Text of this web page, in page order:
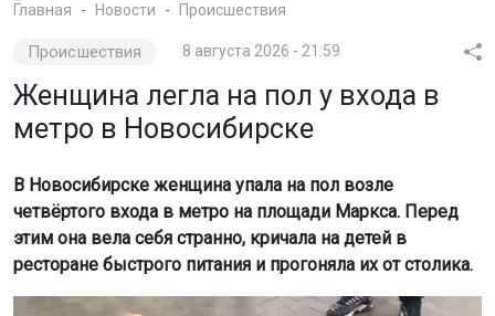
Главная Новости Происшествия
Происшествия 8 августа 2026 - 21:59
Женщина легла на пол у входа в
метро в Новосибирске
В Новосибирске женщина упала на пол возле
четвёртого входа в метро на площади Маркса. Перед
этим она вела себя странно, кричала на детей в
ресторане быстрого питания и прогоняла их от столика.